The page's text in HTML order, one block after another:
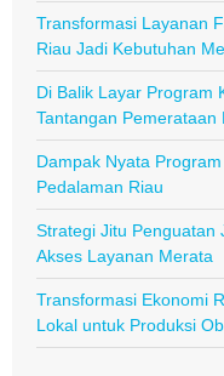
Transformasi Layanan
Riau Jadi Kebutuhan
Di Balik Layar Program
Tantangan Pemerataan
Dampak Nyata
Pedalaman Riau
Strategi Jitu Penguatan
Akses Layanan Merata
Transformasi Ekonomi
Lokal untuk Produksi